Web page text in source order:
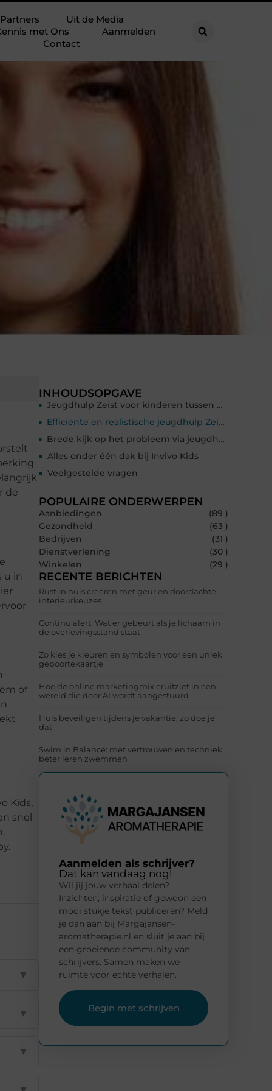
Partners
Uit de Media
met Ons
Aanmelden
Contact
de
u in
of
Kids,
snel
▼
▼
▼
INHOUDSOPGAVE
Jeugdhulp Zeist voor kinderen tussen de 4 en 18 jaar
Efficiënte en realistische jeugdhulp Zeist vinden
Brede kijk op het probleem via jeugdhulp Soest
Alles onder één dak bij Invivo Kids
Veelgestelde vragen
POPULAIRE ONDERWERPEN
Aanbiedingen
(89 )
Gezondheid
(63 )
Bedrijven
(31 )
Dienstverlening
(30 )
Winkelen
(29 )
RECENTE BERICHTEN
Rust in huis creëren met geur en doordachte
interieurkeuzes
Continu alert: Wat er gebeurt als je lichaam in
de overlevingsstand staat
Zo kies je kleuren en symbolen voor een uniek
geboortekaartje
Hoe de online marketingmix eruitziet in een
wereld die door AI wordt aangestuurd
Huis beveiligen tijdens je vakantie, zo doe je
dat
Swim in Balance: met vertrouwen en techniek
beter leren zwemmen
Aanmelden als schrijver?
Dat kan vandaag nog!
Wil jij jouw verhaal delen?
Inzichten, inspiratie of gewoon een
mooi stukje tekst publiceren? Meld
je dan aan bij Margajansen-
aromatherapie.nl en sluit je aan bij
een groeiende community van
schrijvers. Samen maken we
ruimte voor echte verhalen.
Begin met schrijven